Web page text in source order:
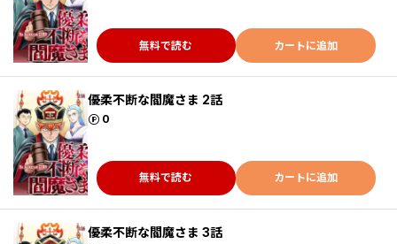
無料で読む カートに追加
優柔不断な閻魔さま 2話
0
ポイント
無料で読む カートに追加
優柔不断な閻魔さま 3話